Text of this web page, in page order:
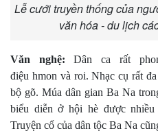
Lễ cưới truyền thống của
văn hóa - du lịch
Văn nghệ:Dân ca rất
điệu hmon và roi. Nhạc cụ rất
bộ gõ. Múa dân gian Ba Na
biểu diễn ở hội hè đ­ược
Truyện cổ của dân tộc Ba Na